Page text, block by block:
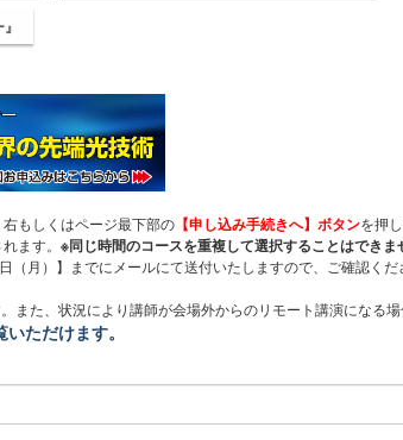
右もしくはページ最下部の 【申し込み手続きへ】ボタンを押
ます。 ※同じ時間のコースを重複して選択することはできま
（月）】までにメールにて送付いたしますので、ご確認くだ
また、状況により講師が会場外からのリモート講演になる場
ただけます。